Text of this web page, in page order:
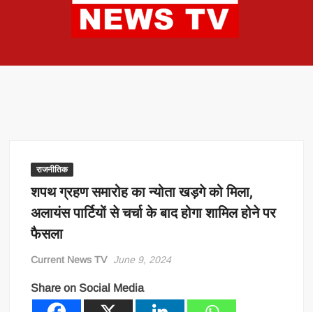
राजनीतिक
शपथ ग्रहण समारोह का न्योता खड़गे को मिला,
अलायंस पार्टियों से चर्चा के बाद होगा शामिल होने पर
फैसला
Current News TV June 9, 2024
Share on Social Media